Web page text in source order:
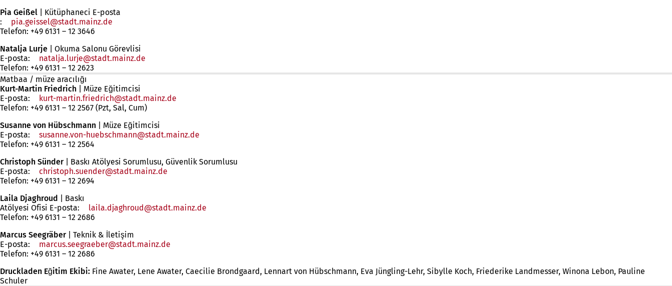
Pia Geißel | Kütüphaneci E-posta
:
pia.geissel stadt.mainz de
Telefon: +49 6131 – 12 3646
Natalja Lurje | Okuma Salonu Görevlisi
E-posta:
natalja.lurje stadt.mainz de
Telefon: +49 6131 – 12 2623
Matbaa / müze aracılığı
Kurt-Martin Friedrich | Müze Eğitimcisi
E-posta:
kurt-martin.friedrich stadt.mainz de
Telefon: +49 6131 – 12 2567 (Pzt, Sal, Cum)
Susanne von Hübschmann | Müze Eğitimcisi
E-posta:
susanne.von-huebschmann stadt.mainz de
Telefon: +49 6131 – 12 2564
Christoph Sünder| Baskı Atölyesi Sorumlusu, Güvenlik Sorumlusu
E-posta:
christoph.suender stadt.mainz de
Telefon: +49 6131 – 12 2694
Laila Djaghroud | Baskı
Atölyesi Ofisi E-posta:
laila.djaghroud stadt.mainz de
Telefon: +49 6131 – 12 2686
Marcus Seegräber| Teknik & İletişim
E-posta:
marcus.seegraeber stadt.mainz de
Telefon: +49 6131 – 12 2686
Druckladen Eğitim Ekibi: Fine Awater, Lene Awater, Caecilie Brondgaard, Lennart von Hübschmann, Eva Jüngling-Lehr, Sibylle Koch, Friederike Landmesser, Winona Lebon, Pauline
Schuler